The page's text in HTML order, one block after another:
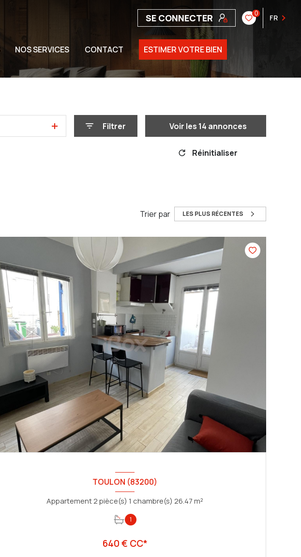
SE CONNECTER 0 FR
NOS SERVICES CONTACT ESTIMER VOTRE BIEN
Filtrer Voir les 14 annonces
Réinitialiser
Trier par LES PLUS RÉCENTES
TOULON (83200)
Appartement 2 pièce(s) 1 chambre(s) 26.47 m²
1
640 € CC*